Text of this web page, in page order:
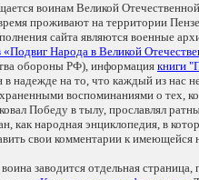
воинам Великой
проживают на территории
сайта являются военные
Народа в Великой
обороны РФ), информация книги
в надежде на то, что каждый из
воспоминаниями о тех,
Победу в тылу, прославлял
как народная энциклопедия, в
свои комментарии к
заводится отдельная